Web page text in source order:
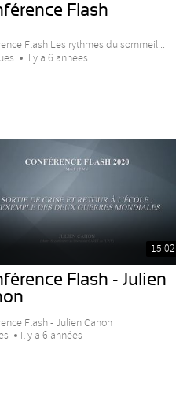
Flash
Flash Les rythmes du sommeil...
Il y a 6 années
15:02
Flash - Julien
Flash - Julien Cahon
Il y a 6 années